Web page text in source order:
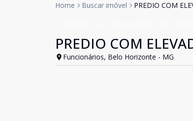
Home Buscar imóvel PREDIO COM
PREDIO COM
Funcionários, Belo Horizonte - MG